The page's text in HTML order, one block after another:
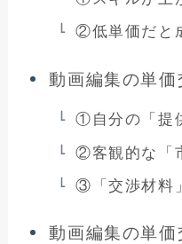
②低単価だと
動画編集の単
①自分の「提
②客観的な「
③「交渉材料
動画編集の単